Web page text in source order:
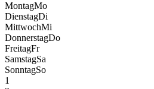
MontagMo
DienstagDi
MittwochMi
DonnerstagDo
FreitagFr
SamstagSa
SonntagSo
1